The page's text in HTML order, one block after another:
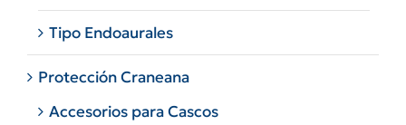
Tipo Endoaurales
Protección Craneana
Accesorios para Cascos